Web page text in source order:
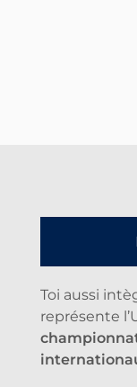
Toi aussi
représente